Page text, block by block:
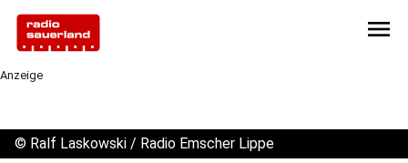
menu
Anzeige
© Ralf Laskowski / Radio Emscher Lippe